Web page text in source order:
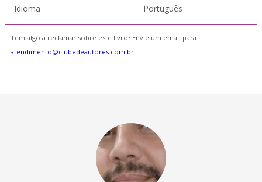
Idioma Português
Tem algo a reclamar sobre este livro? Envie um email para
atendimento@clubedeautores.com.br